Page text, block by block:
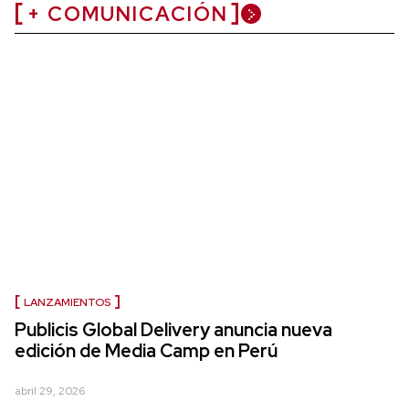
+ COMUNICACIÓN
LANZAMIENTOS
Publicis Global Delivery anuncia nueva
edición de Media Camp en Perú
abril 29, 2026